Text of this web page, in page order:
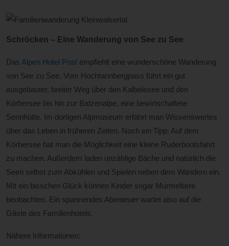
Schröcken – Eine Wanderung von See zu See
Das Alpen Hotel Post empfiehlt eine wunderschöne Wanderung
von See zu See. Vom Hochtannbergpass führt ein gut
ausgebauter, breiter Weg über den Kalbelesee und den
Körbersee bis hin zur Batzenalpe, eine bewirtschaftete
Sennhütte. Im dortigen Alpmuseum erfährt man Wissenswertes
über das Leben in früheren Zeiten. Noch ein Tipp: Auf dem
Körbersee hat man die Möglichkeit eine kleine Ruderbootsfahrt
zu machen. Außerdem laden unzählige Bäche und natürlich die
Seen selbst zum Abkühlen und Spielen neben dem Wandern ein.
Mit ein bisschen Glück können Kinder sogar Murmeltiere
beobachten. Ein spannendes Abenteuer wartet also auf die
Gäste des Familienhotels.
Nähere Informationen: